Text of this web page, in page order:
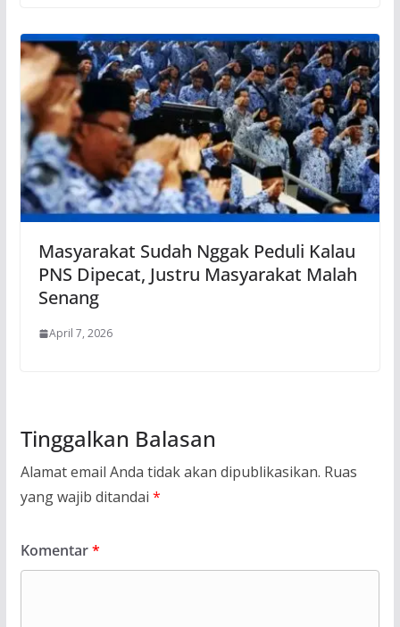
Masyarakat Sudah Nggak Peduli Kalau
PNS Dipecat, Justru Masyarakat Malah
Senang
April 7, 2026
Tinggalkan Balasan
Alamat email Anda tidak akan dipublikasikan. Ruas
yang wajib ditandai *
Komentar*